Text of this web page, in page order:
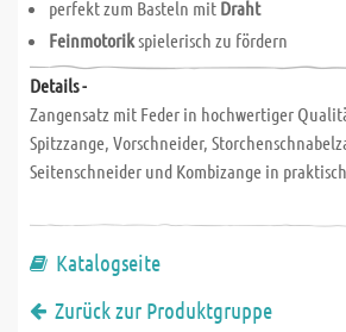
perfekt zum Basteln mit Draht
Feinmotorikspielerisch zu fördern
Details -
Zangensatz mit Feder in hochwertiger
Spitzzange, Vorschneider,
Seitenschneider und Kombizange in
Katalogseite
Zurück zur Produktgruppe